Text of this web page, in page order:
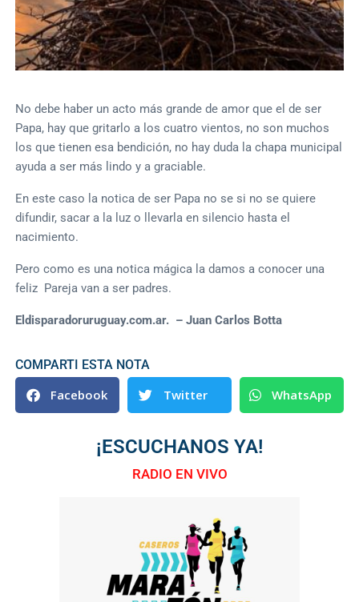
No debe haber un acto más grande de amor que el de ser
Papa, hay que gritarlo a los cuatro vientos, no son muchos
los que tienen esa bendición, no hay duda la chapa municipal
ayuda a ser más lindo y a graciable.
En este caso la notica de ser Papa no se si no se quiere
difundir, sacar a la luz o llevarla en silencio hasta el
nacimiento.
Pero como es una notica mágica la damos a conocer una
feliz Pareja van a ser padres.
Eldisparadoruruguay.com.ar. – Juan Carlos Botta
COMPARTI ESTA NOTA
Facebook Twitter WhatsApp
¡ESCUCHANOS YA!
RADIO EN VIVO